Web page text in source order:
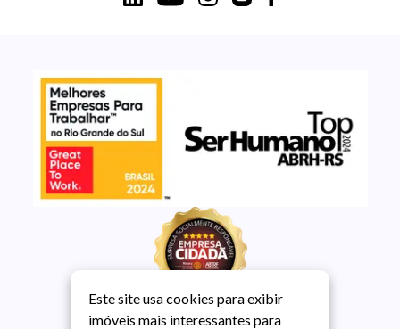
Este site usa cookies para exibir
imóveis mais interessantes para